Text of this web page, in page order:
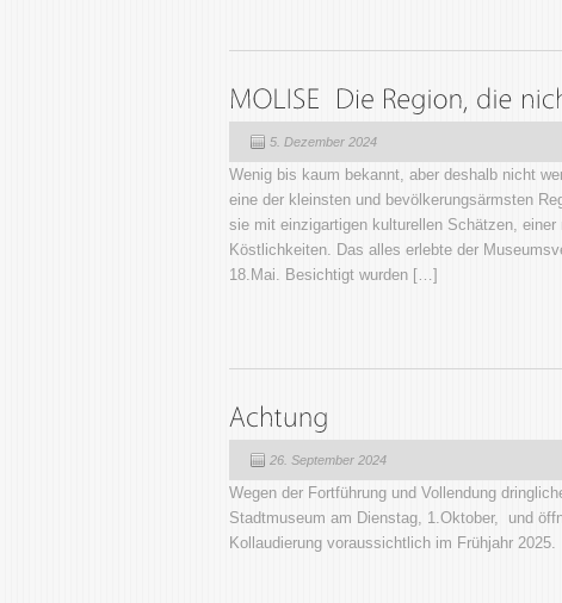
5. Dezember 2024
Wenig bis kaum bekannt, aber deshalb nicht
eine der kleinsten und bevölkerungsärmsten
sie mit einzigartigen kulturellen Schätzen,
Köstlichkeiten. Das alles erlebte der
18.Mai. Besichtigt wurden […]
26. September 2024
Wegen der Fortführung und Vollendung
Stadtmuseum am Dienstag, 1.Oktober, und
Kollaudierung voraussichtlich im Frühjahr 2025.